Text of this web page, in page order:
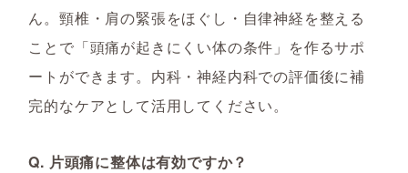
ん。頸椎・肩の緊張をほぐし・自律神経を整える
ことで「頭痛が起きにくい体の条件」を作るサポ
ートができます。内科・神経内科での評価後に補
完的なケアとして活用してください。
Q. 片頭痛に整体は有効ですか？